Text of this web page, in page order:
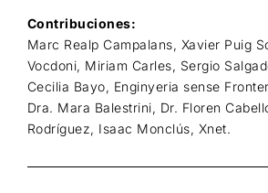
Contribuciones:
Marc Realp Campalans, Xavier Puig
Vocdoni, Miriam Carles, Sergio
Cecilia Bayo, Enginyeria sense
Dra. Mara Balestrini, Dr. Floren
Rodríguez, Isaac Monclús, Xnet.